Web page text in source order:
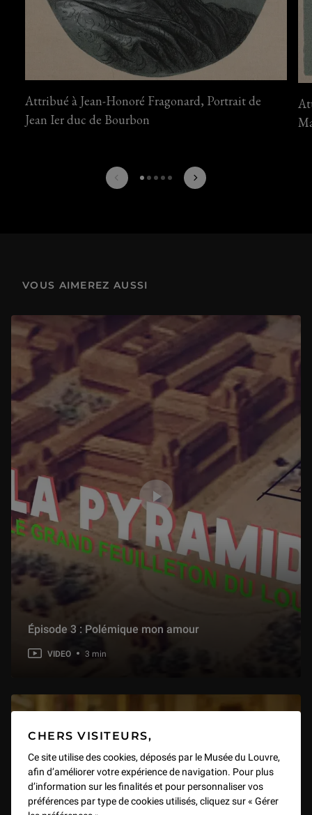
CHERS VISITEURS,
Ce site utilise des cookies, déposés par le Musée du Louvre,
afin d’améliorer votre expérience de navigation. Pour plus
d’information sur les finalités et pour personnaliser vos
préférences par type de cookies utilisés, cliquez sur « Gérer
Attribué à Jean-Honoré Fragonard, Portrait de
Jean Ier duc de Bourbon
prev next
VOUS AIMEREZ AUSSI
Épisode 3 : Polémique mon amour
VIDEO 3 min